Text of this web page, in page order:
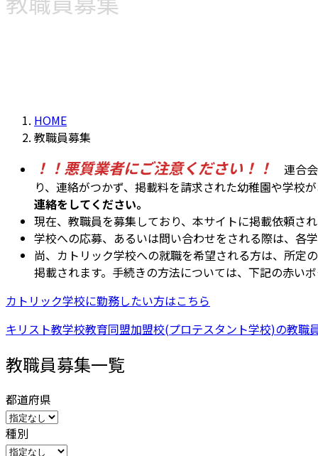
HOME
教職員募集
！！悪質業者にご注意ください！！
連合
り、連絡がつかず、掲載料を請求された幼稚園や学校
連絡をしてください。
現在、教職員を募集しており、本サイトに掲載依頼され
学校への応募、あるいは問い合わせをされる際は、各
尚、カトリック学校への就職を希望される方は、所定
掲載されます。手続きの方法については、下記の赤い
カトリック学校に勤務したい方はこちら
キリスト教学校教育同盟加盟校(プロテスタント学校)の教職
教職員募集一覧
都道府県
種別